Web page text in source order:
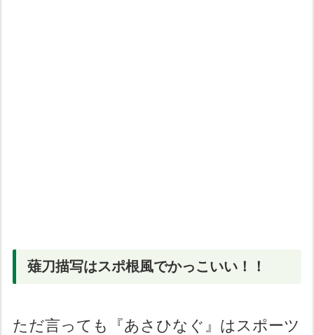
薙刀描写はスポ根風でかっこいい！！
ただ言っても『あさひなぐ』はスポーツ